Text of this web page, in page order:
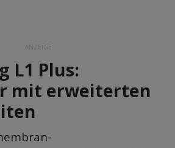
ANZEIGE
L1 Plus:
mit erweiterten